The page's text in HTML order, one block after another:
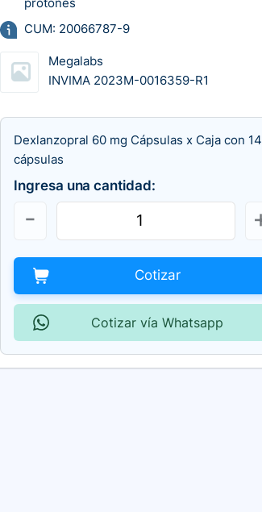
CUM: 20066787-9
Megalabs
INVIMA 2023M-0016359-R1
Dexlanzopral 60 mg Cápsulas x Caja con 14
cápsulas
Ingresa una cantidad:
Cotizar
Cotizar vía Whatsapp